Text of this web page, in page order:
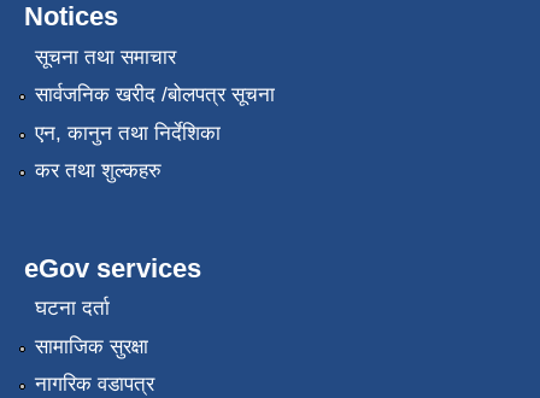
Notices
सूचना तथा समाचार
सार्वजनिक खरीद /बोलपत्र सूचना
एन, कानुन तथा निर्देशिका
कर तथा शुल्कहरु
eGov services
घटना दर्ता
सामाजिक सुरक्षा
नागरिक वडापत्र